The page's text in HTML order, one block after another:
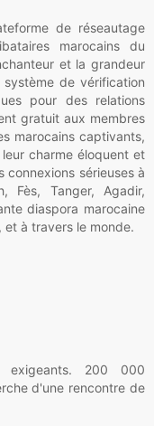
de réseautage
marocains du
et la grandeur
de vérification
pour des relations
gratuit aux membres
marocains captivants,
charme éloquent et
connexions sérieuses à
Fès, Tanger, Agadir,
diaspora marocaine
et à travers le monde.
exigeants. 200 000
d'une rencontre de